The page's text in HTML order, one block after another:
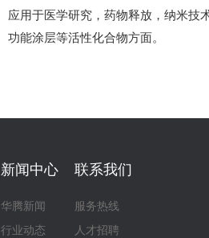
应用于医学研究，药物释放，纳米技
功能涂层等活性化合物方面。
新闻中心
华腾新闻
行业动态
联系我们
服务热线
人才招聘